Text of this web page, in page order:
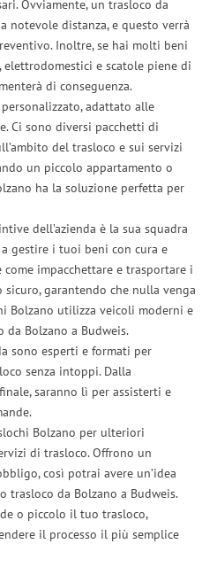
Ovviamente, un trasloco da
notevole distanza, e questo verrà
Inoltre, se hai molti beni
e scatole piene di
di conseguenza.
adattato alle
Ci sono diversi pacchetti di
del trasloco e sui servizi
un piccolo appartamento o
ha la soluzione perfetta per
dell’azienda è la sua squadra
gestire i tuoi beni con cura e
come impacchettare e trasportare i
garantendo che nulla venga
Bolzano utilizza veicoli moderni e
Bolzano a Budweis.
sono esperti e formati per
senza intoppi. Dalla
saranno lì per assisterti e
Bolzano per ulteriori
di trasloco. Offrono un
così potrai avere un’idea
trasloco da Bolzano a Budweis.
o piccolo il tuo trasloco,
il processo il più semplice